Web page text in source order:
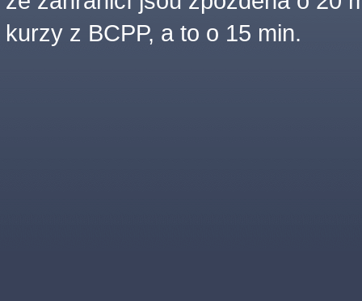
kurzy z BCPP, a to o 15 min.